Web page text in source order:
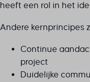
heeft een rol in het
Andere kernprincipes
Continue
project
Duidelijke